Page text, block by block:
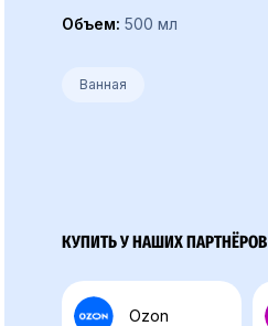
Объем: 500 мл
Ванная
КУПИТЬ У НАШИХ ПАРТНЁРОВ
Ozon